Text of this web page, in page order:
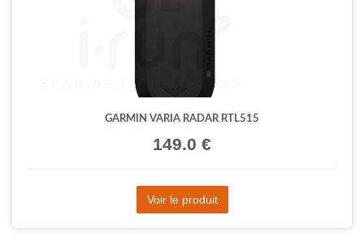
GARMIN VARIA RADAR RTL515
149.0 €
Voir le produit